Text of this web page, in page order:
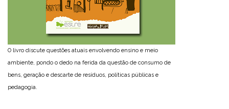
O livro discute questões atuais envolvendo ensino e meio
ambiente, pondo o dedo na ferida da questão de consumo de
bens, geração e descarte de resíduos, políticas públicas e
pedagogia.